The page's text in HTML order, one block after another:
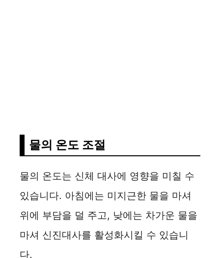
물의 온도 조절
물의 온도는 신체 대사에 영향을 미칠 수
있습니다. 아침에는 미지근한 물을 마셔
위에 부담을 덜 주고, 낮에는 차가운 물을
마셔 신진대사를 활성화시킬 수 있습니
다.